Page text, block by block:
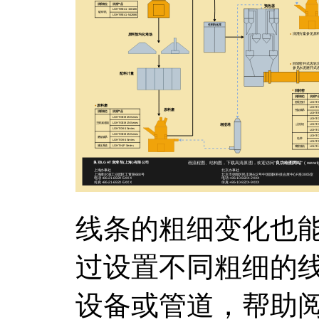
线条的粗细变化也
过设置不同粗细的
设备或管道，帮助